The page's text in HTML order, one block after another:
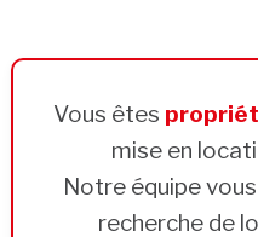
Vous êtes
mise en
Notre équipe
recherche de